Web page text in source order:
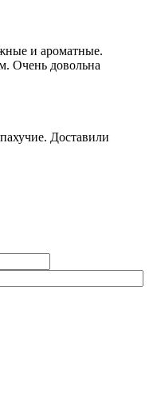
и ароматные.
Очень довольна
Доставили